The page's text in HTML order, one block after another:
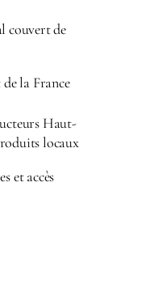
couvert de
de la France
Haut-
locaux
et accès